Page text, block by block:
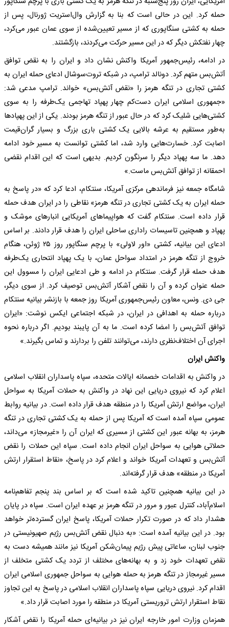
حمله کرد. این در حالی است که بنا به گزارش وال‌استریت ژورنال، پس از
حمله به کشتی سنگاپوری که از مسیر تعیین‌شده از سوی عمان عبور می‌کرد،
چهار نفتکش دیگر که در این مسیر حرکت می‌کردند، بازگشتند.
در ادامه، رئیس‌جمهور آمریکا واکنش نشان داد و ایران را به نقض توافق
آتش‌بس متهم کرد. دونالد ترامپ، در شبکه تروت‌سوشال ادعای حمله ایران به
کشتی تجاری در تنگه هرمز را «نقض آتش‌بس» خواند. ترامپ مدعی شد:
«جمهوری اسلامی ایران دست‌کم چهار پهپاد تهاجمی یک‌طرفه را به سوی
کشتی‌هایی شلیک کرد که در حال عبور از تنگه هرمز بودند. یکی از این پهپادها
به‌طور مستقیم به عرشه بالایی یک کشتی باری بزرگ و بسیار گران‌قیمت
اصابت کرد. خسارت‌هایی وارد شد، اما کشتی توانست به مسیر خود ادامه
دهد. ما سه پهپاد دیگر را سرنگون کردیم. بدیهی است که این اقدام نقضی
احمقانه از توافق آتش‌بس ماست.»
شامگاه جمعه نیز فرماندهی مرکزی آمریکا، سنتکام، ادعا کرد که «در پاسخ به
حمله ایران به یک کشتی تجاری در تنگه هرمز» نقاطی را در ایران هدف حمله
قرار داده است. سنتکام گفت که هواپیماهای آمریکایی انبارهای موشک و
پهپاد و همچنین تاسیسات راداری ساحلی ایران را هدف قرار دادند. بر اساس
ادعای این بیانیه، کشتی «اور لاولی» با پرچم سنگاپور روز ۲۵ ژوئن، هنگام
خروج از تنگه هرمز در امتداد سواحل عمان، با یک پهپاد انتحاری یک‌طرفه
هدف حمله قرار گرفت. سنتکام در ادامه و طی ادعایی ایران را مسوول این
حمله عنوان کرده و آن را نقض آشکار آتش‌بس توصیف کرد. از سوی دیگر،
جی‌ دی. ونس، معاون رئیس‌جمهوری آمریکا روز جمعه با بازنشر بیانیه سنتکام
درباره حمله به اهدافی در ایران، در شبکه اجتماعی ایکس نوشت: «ایران
توافق آتش‌بس را امضا کرده است. ما به آن پایبند بودیم. اگر درباره نحوه
اجرای آن اختلاف‌نظری دارند، می‌توانند تلفن را بردارند و تماس بگیرند.»
واکنش ایران
در واکنش به اقدامات خصمانه ایالات متحده، سپاه پاسداران انقلاب اسلامی
اعلام کرد که نیروی دریایی این نهاد در واکنش به حملات آمریکا به سواحل
ایران، مواضع ارتش آمریکا را در منطقه هدف قرار داده است. در بیانیه روابط
عمومی سپاه آمده است که آمریکا پس از حمله به یک کشتی تجاری در تنگه
هرمز، به بهانه عبور این کشتی از مسیری که ایران آن را «غیرمجاز» می‌داند،
حملاتی هوایی به سواحل ایران انجام داده است. سپاه این حملات را نقض
آتش‌بس و تعهدات آمریکا خواند و اعلام کرد در پاسخ، «نقاط استقرار ارتش
آمریکا در منطقه» هدف قرار گرفته‌اند.
در این بیانیه همچنین تاکید شده است که بر اساس بند پنجم تفاهم‌نامه
اسلام‌آباد، کنترل عبور و مرور در تنگه هرمز بر عهده ایران است. سپاه در پایان
هشدار داد که در صورت تکرار حملات آمریکا، پاسخ ایران گسترده‌تر خواهد
بود. در این بیانیه آمده است: «به دنبال نقض آتش‌بس رژیم صهیونیستی در
جنوب لبنان، ساعاتی پیش رژیم پیمان‌شکن آمریکا نیز مانند همیشه دست به
نقض تعهدات خود زد و به بهانه‌های مختلف از تردد یک کشتی متخلف از
مسیر غیرمجاز در تنگه هرمز به حمله هوایی به سواحل جمهوری اسلامی ایران
اقدام کرد. ️نیروی دریایی سپاه پاسداران انقلاب اسلامی در پاسخ به این تجاوز
نقاط استقرار ارتش تروریستی آمریکا در منطقه را مورد اصابت قرار داد.»
همزمان وزارت امور خارجه ایران نیز در بیانیه‌ای حمله آمریکا را ‌نقض آشکار‌